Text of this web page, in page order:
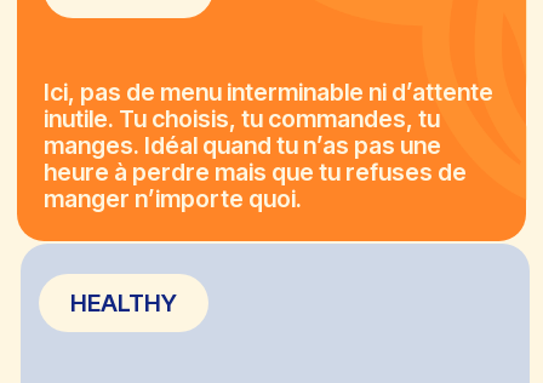
EATSA, C’EST QUAND
TU VEUX BIEN
MANGER, VITE, ET
SANS TE POSER MILLE
QUESTIONS.